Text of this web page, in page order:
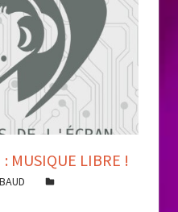
: MUSIQUE LIBRE !